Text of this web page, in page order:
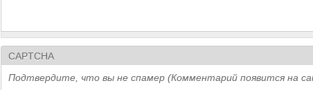
CAPTCHA
Подтвердите, что вы не спамер (Комментарий появится на